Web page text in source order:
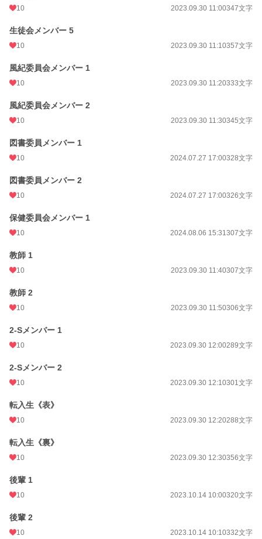
10 2023.09.30 11:00347文字
生徒会メンバー 5
10 2023.09.30 11:10357文字
風紀委員会メンバー 1
10 2023.09.30 11:20333文字
風紀委員会メンバー 2
10 2023.09.30 11:30345文字
図書委員メンバー 1
10 2024.07.27 17:00328文字
図書委員メンバー 2
10 2024.07.27 17:00326文字
保健委員会メンバー 1
10 2024.08.06 15:31307文字
教師 1
10 2023.09.30 11:40307文字
教師 2
10 2023.09.30 11:50306文字
2-Sメンバー 1
10 2023.09.30 12:00289文字
2-Sメンバー 2
10 2023.09.30 12:10301文字
転入生《表》
10 2023.09.30 12:20288文字
転入生《裏》
10 2023.09.30 12:30356文字
後輩 1
10 2023.10.14 10:00320文字
後輩 2
10 2023.10.14 10:10332文字